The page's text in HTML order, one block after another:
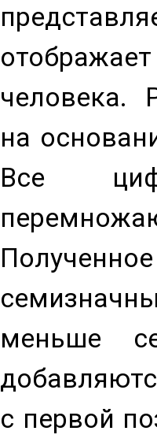
человека.
на
Все
меньше
с первой